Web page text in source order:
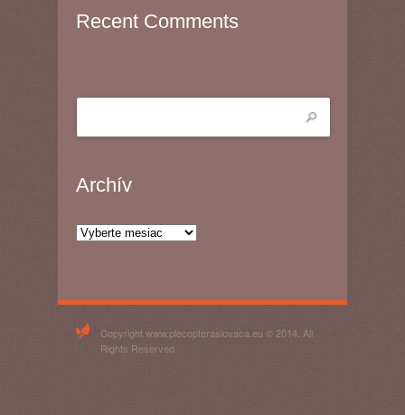
Recent Comments
Archív
Archív
Copyright www.plecopteraslovaca.eu © 2014. All
Rights Reserved.